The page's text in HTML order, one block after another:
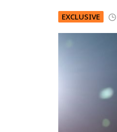
EXCLUSIVE